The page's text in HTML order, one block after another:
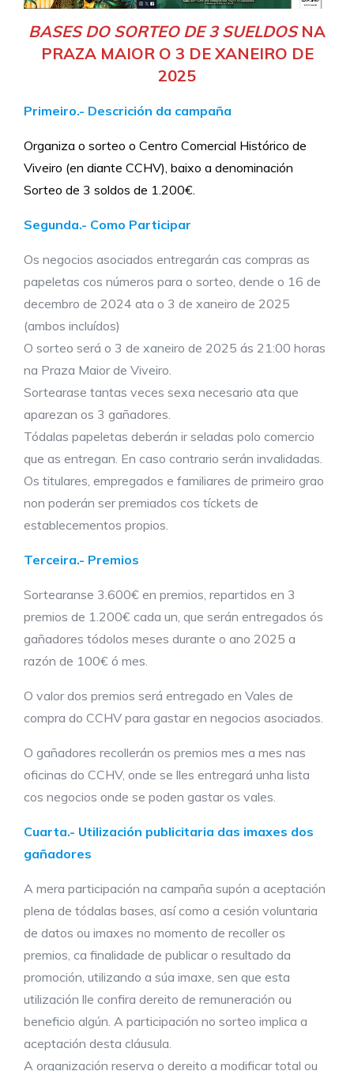
BASES DO SORTEO DE 3 SUELDOS NA
PRAZA MAIOR O 3 DE XANEIRO DE
2025
Primeiro.- Descrición da campaña
Organiza o sorteo o Centro Comercial Histórico de
Viveiro (en diante CCHV), baixo a denominación
Sorteo de 3 soldos de 1.200€.
Segunda.- Como Participar
Os negocios asociados entregarán cas compras as
papeletas cos números para o sorteo, dende o 16 de
decembro de 2024 ata o 3 de xaneiro de 2025
(ambos incluídos)
O sorteo será o 3 de xaneiro de 2025 ás 21:00 horas
na Praza Maior de Viveiro.
Sortearase tantas veces sexa necesario ata que
aparezan os 3 gañadores.
Tódalas papeletas deberán ir seladas polo comercio
que as entregan. En caso contrario serán invalidadas.
Os titulares, empregados e familiares de primeiro grao
non poderán ser premiados cos tíckets de
establecementos propios.
Terceira.- Premios
Sortearanse 3.600€ en premios, repartidos en 3
premios de 1.200€ cada un, que serán entregados ós
gañadores tódolos meses durante o ano 2025 a
razón de 100€ ó mes.
O valor dos premios será entregado en Vales de
compra do CCHV para gastar en negocios asociados.
O gañadores recollerán os premios mes a mes nas
oficinas do CCHV, onde se lles entregará unha lista
cos negocios onde se poden gastar os vales.
Cuarta.- Utilización publicitaria das imaxes dos
gañadores
A mera participación na campaña supón a aceptación
plena de tódalas bases, así como a cesión voluntaria
de datos ou imaxes no momento de recoller os
premios, ca finalidade de publicar o resultado da
promoción, utilizando a súa imaxe, sen que esta
utilización lle confira dereito de remuneración ou
beneficio algún. A participación no sorteo implica a
aceptación desta cláusula.
A organización reserva o dereito a modificar total ou